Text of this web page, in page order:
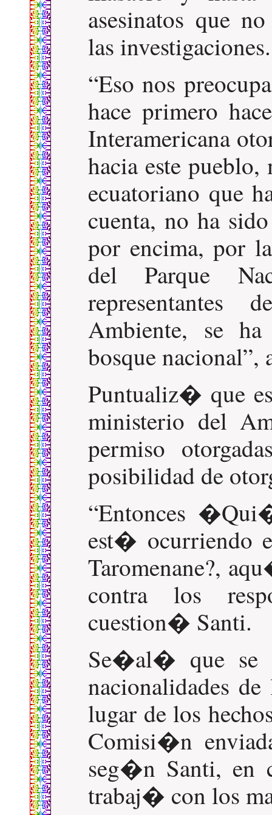
asesinatos que
las investigaciones.
Eso nos
hace primero
Interamericana
hacia este pueblo,
ecuatoriano que
cuenta, no ha
por encima, por
del Parque
Ambiente, se
bosque nacional ,
Puntualiz� que
ministerio del
permiso
posibilidad de
Entonces
est� ocurriendo
Taromenane?,
contra los
cuestion� Santi.
Se�al� que se
nacionalidades
lugar de los
Comisi�n
seg�n Santi, en
trabaj� con los